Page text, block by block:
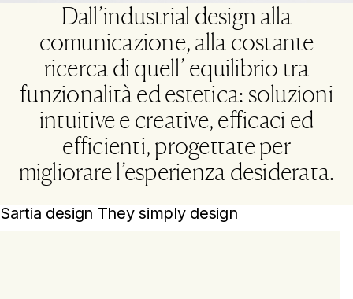
Dall’industrial design alla
comunicazione, alla costante
ricerca di quell’ equilibrio tra
funzionalità ed estetica: soluzioni
intuitive e creative, efficaci ed
efficienti, progettate per
migliorare l’esperienza desiderata.
Sartia design They simply design